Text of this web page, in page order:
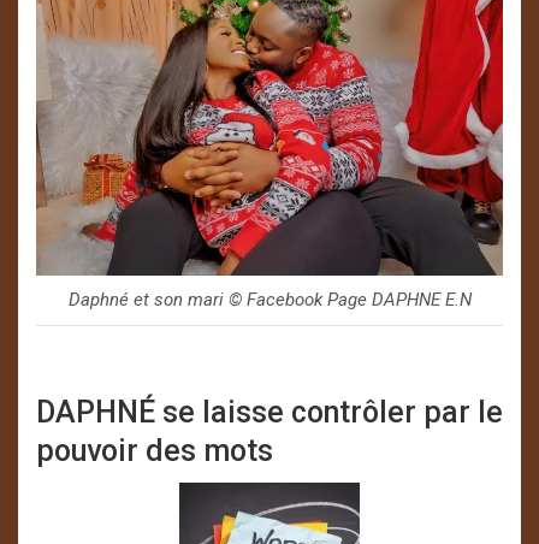
Daphné et son mari ©️ Facebook Page DAPHNE E.N
DAPHNÉ se laisse contrôler par le
pouvoir des mots